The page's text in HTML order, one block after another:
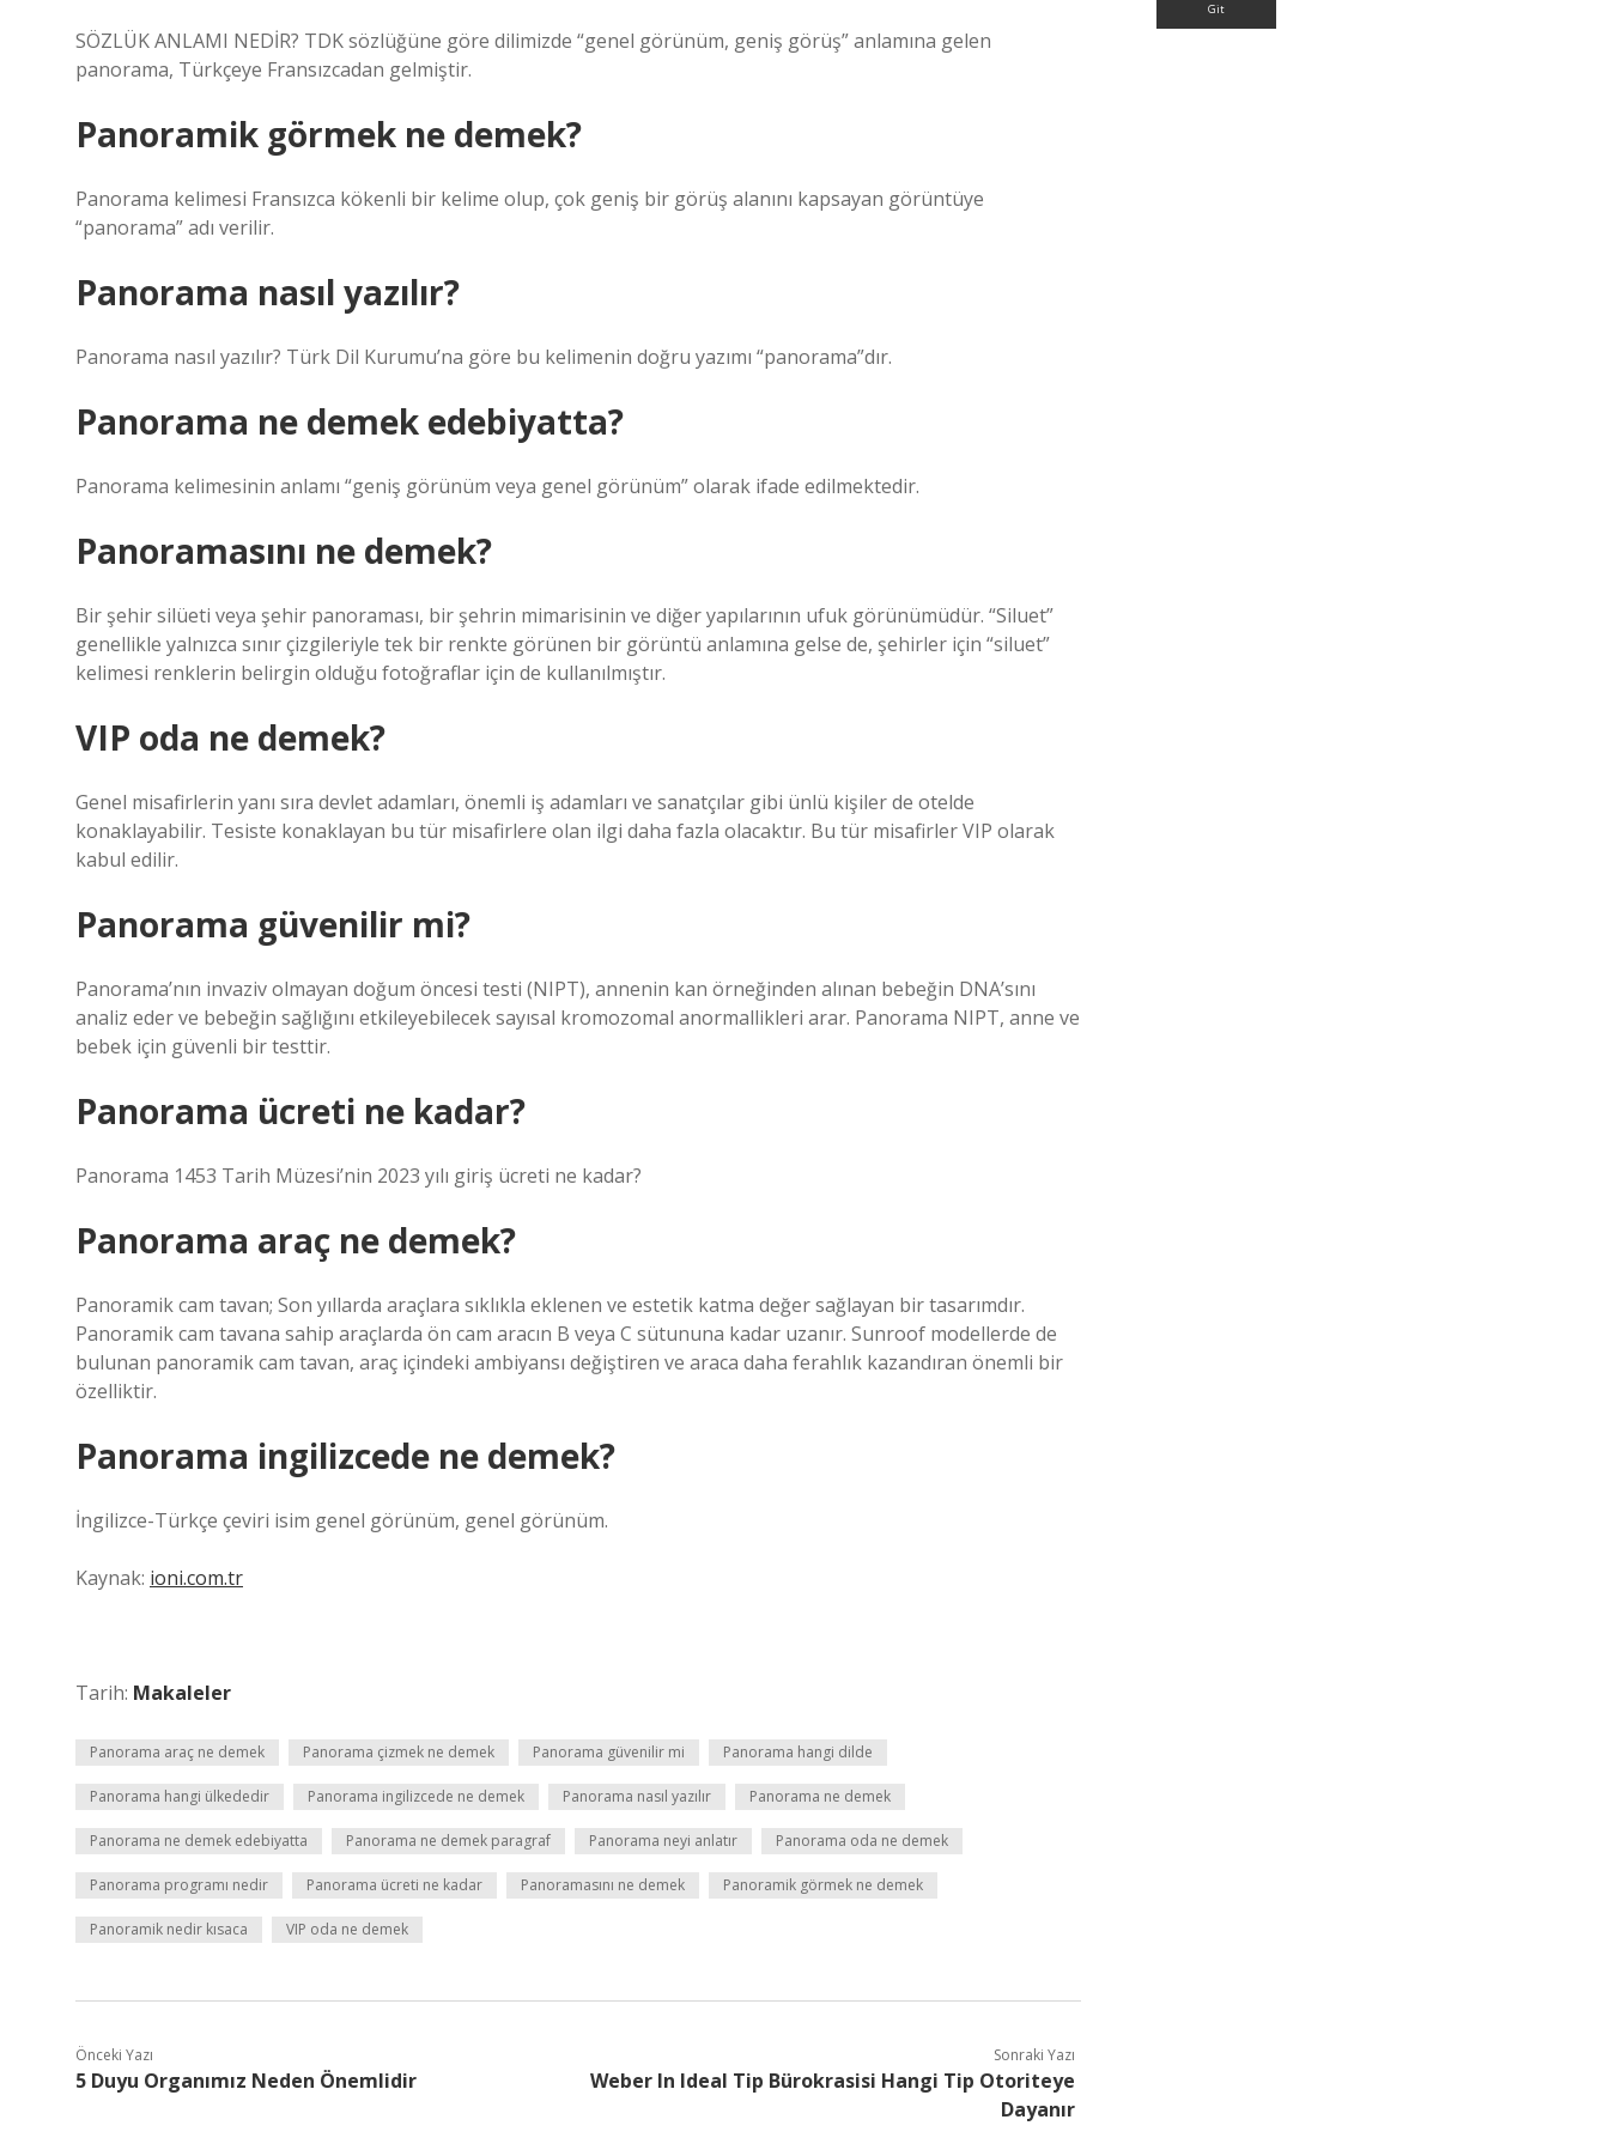
SÖZLÜK ANLAMI NEDİR? TDK sözlüğüne göre dilimizde “genel görünüm, geniş görüş” anlamına gelen
panorama, Türkçeye Fransızcadan gelmiştir.
Panoramik görmek ne demek?
Panorama kelimesi Fransızca kökenli bir kelime olup, çok geniş bir görüş alanını kapsayan görüntüye
“panorama” adı verilir.
Panorama nasıl yazılır?
Panorama nasıl yazılır? Türk Dil Kurumu’na göre bu kelimenin doğru yazımı “panorama”dır.
Panorama ne demek edebiyatta?
Panorama kelimesinin anlamı “geniş görünüm veya genel görünüm” olarak ifade edilmektedir.
Panoramasını ne demek?
Bir şehir silüeti veya şehir panoraması, bir şehrin mimarisinin ve diğer yapılarının ufuk görünümüdür. “Siluet”
genellikle yalnızca sınır çizgileriyle tek bir renkte görünen bir görüntü anlamına gelse de, şehirler için “siluet”
kelimesi renklerin belirgin olduğu fotoğraflar için de kullanılmıştır.
VIP oda ne demek?
Genel misafirlerin yanı sıra devlet adamları, önemli iş adamları ve sanatçılar gibi ünlü kişiler de otelde
konaklayabilir. Tesiste konaklayan bu tür misafirlere olan ilgi daha fazla olacaktır. Bu tür misafirler VIP olarak
kabul edilir.
Panorama güvenilir mi?
Panorama’nın invaziv olmayan doğum öncesi testi (NIPT), annenin kan örneğinden alınan bebeğin DNA’sını
analiz eder ve bebeğin sağlığını etkileyebilecek sayısal kromozomal anormallikleri arar. Panorama NIPT, anne ve
bebek için güvenli bir testtir.
Panorama ücreti ne kadar?
Panorama 1453 Tarih Müzesi’nin 2023 yılı giriş ücreti ne kadar?
Panorama araç ne demek?
Panoramik cam tavan; Son yıllarda araçlara sıklıkla eklenen ve estetik katma değer sağlayan bir tasarımdır.
Panoramik cam tavana sahip araçlarda ön cam aracın B veya C sütununa kadar uzanır. Sunroof modellerde de
bulunan panoramik cam tavan, araç içindeki ambiyansı değiştiren ve araca daha ferahlık kazandıran önemli bir
özelliktir.
Panorama ingilizcede ne demek?
İngilizce-Türkçe çeviri isim genel görünüm, genel görünüm.
Kaynak: ioni.com.tr
Tarih: Makaleler
Panorama araç ne demek Panorama çizmek ne demek Panorama güvenilir mi Panorama hangi dilde
Panorama hangi ülkededir Panorama ingilizcede ne demek Panorama nasıl yazılır Panorama ne demek
Panorama ne demek edebiyatta Panorama ne demek paragraf Panorama neyi anlatır Panorama oda ne demek
Panorama programı nedir Panorama ücreti ne kadar Panoramasını ne demek Panoramik görmek ne demek
Panoramik nedir kısaca VIP oda ne demek
Önceki Yazı
5 Duyu Organımız Neden Önemlidir
Sonraki Yazı
Weber In Ideal Tip Bürokrasisi Hangi Tip Otoriteye
Dayanır